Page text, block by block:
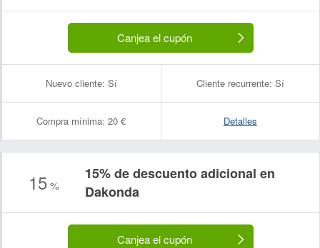
Canjea el cupón
Nuevo cliente: Sí Cliente recurrente: Sí
Compra mínima: 20 € Detalles
15 %
15% de descuento adicional en
Dakonda
Canjea el cupón